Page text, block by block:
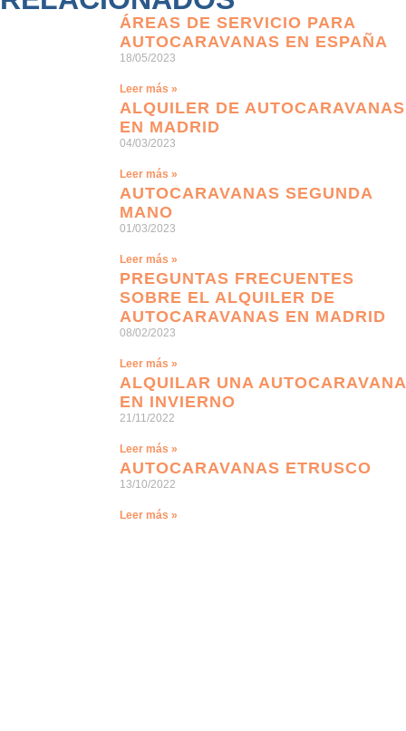
ÁREAS DE SERVICIO PARA
AUTOCARAVANAS EN ESPAÑA
18/05/2023
Leer más »
ALQUILER DE AUTOCARAVANAS
EN MADRID
04/03/2023
Leer más »
AUTOCARAVANAS SEGUNDA
MANO
01/03/2023
Leer más »
PREGUNTAS FRECUENTES
SOBRE EL ALQUILER DE
AUTOCARAVANAS EN MADRID
08/02/2023
Leer más »
ALQUILAR UNA AUTOCARAVANA
EN INVIERNO
21/11/2022
Leer más »
AUTOCARAVANAS ETRUSCO
13/10/2022
Leer más »